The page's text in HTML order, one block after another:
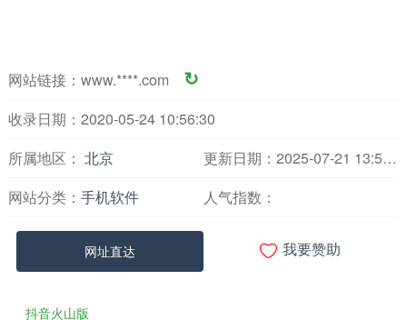
网站链接： www.****.com ↻
收录日期：2020-05-24 10:56:30
所属地区： 北京
更新日期：2025-07-21 13:54:59
网站分类： 手机软件 人气指数：
网址直达  我要赞助
抖音火山版